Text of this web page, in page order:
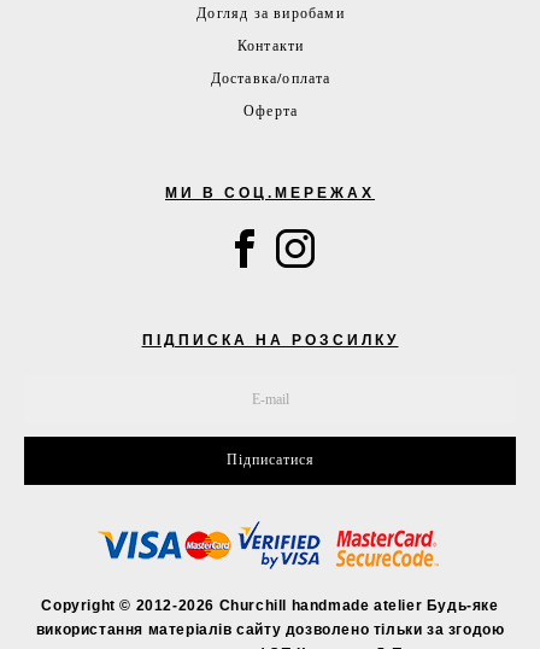
Догляд за виробами
Контакти
Доставка/оплата
Оферта
МИ В СОЦ.МЕРЕЖАХ
ПІДПИСКА НА РОЗСИЛКУ
Підписатися
Copyright © 2012-2026 Churchill handmade atelier Будь-яке
використання матеріалів сайту дозволено тільки за згодою